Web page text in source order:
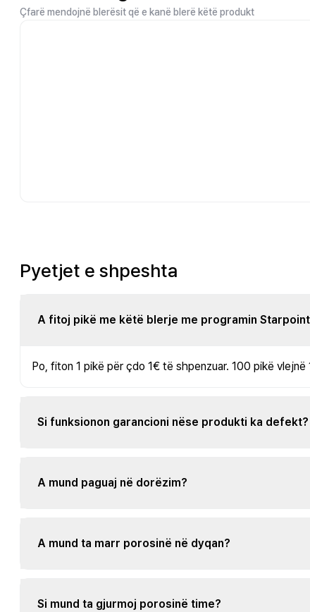
Çfarë mendojnë blerësit që e kanë blerë këtë produkt
Pyetjet e shpeshta
A fitoj pikë me këtë blerje me programin
Po, fiton 1 pikë për çdo 1€ të shpenzuar. 100 pikë
Si funksionon garancioni nëse produkti ka defekt?
A mund paguaj në dorëzim?
A mund ta marr porosinë në dyqan?
Si mund ta gjurmoj porosinë time?